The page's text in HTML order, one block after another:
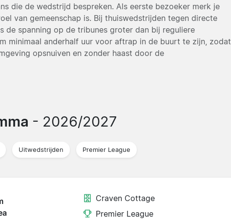
die de wedstrijd bespreken. Als eerste bezoeker merk je
van gemeenschap is. Bij thuiswedstrijden tegen directe
de spanning op de tribunes groter dan bij reguliere
minimaal anderhalf uur voor aftrap in de buurt te zijn, zodat
opsnuiven en zonder haast door de
- 2026/2027
Uitwedstrijden Premier League
Craven Cottage
Premier League